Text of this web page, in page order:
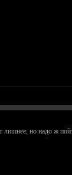
лишнее, но надо ж